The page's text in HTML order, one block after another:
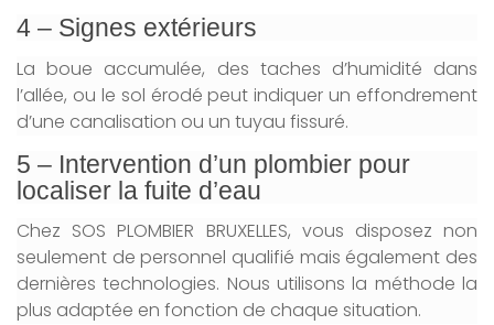
4 – Signes extérieurs
La boue accumulée, des taches d’humidité dans
l’allée, ou le sol érodé peut indiquer un effondrement
d’une canalisation ou un tuyau fissuré.
5 – Intervention d’un plombier pour
localiser la fuite d’eau
Chez SOS PLOMBIER BRUXELLES, vous disposez non
seulement de personnel qualifié mais également des
dernières technologies. Nous utilisons la méthode la
plus adaptée en fonction de chaque situation.